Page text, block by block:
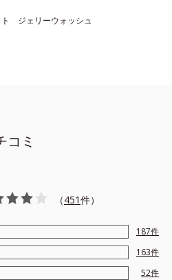
品）
してください。
程度
ールド配合＝肌をすこやかに整える
配合＝角質柔軟効果のある保湿成分●
ジェリーウォッシュ
コミ
（451件）
187件
163件
52件